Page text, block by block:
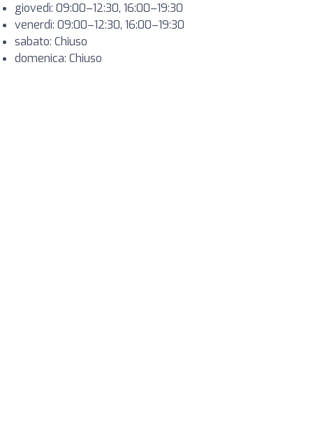
giovedì: 09:00–12:30, 16:00–19:30
venerdì: 09:00–12:30, 16:00–19:30
sabato: Chiuso
domenica: Chiuso